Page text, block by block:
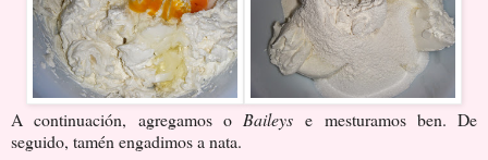
A continuación, agregamos o Baileys e mesturamos ben. De
seguido, tamén engadimos a nata.